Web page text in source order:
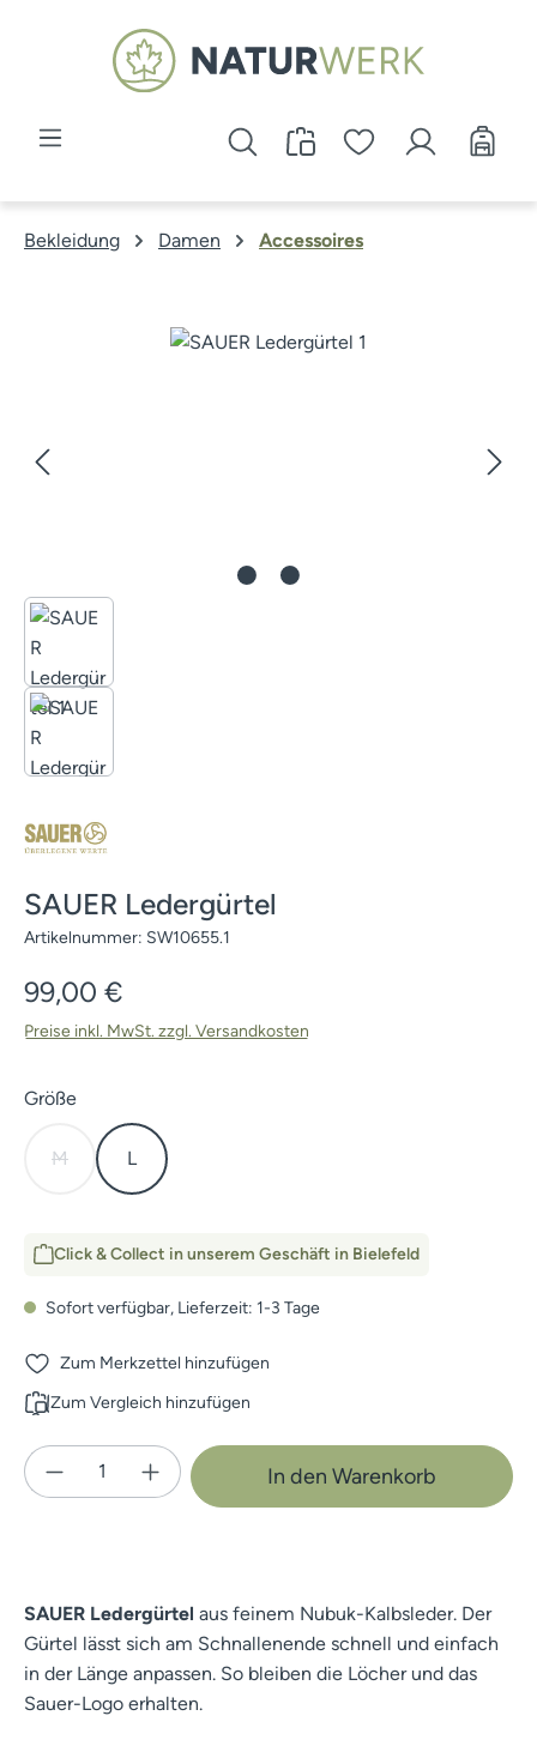
Zum Hauptinhalt springen
Bekleidung Damen Accessoires
Bildergalerie überspringen
SAUER Ledergürtel
Artikelnummer: SW10655.1
Regulärer Preis:
99,00 €
Preise inkl. MwSt. zzgl. Versandkosten
Größeauswählen
M
(Diese Option ist zurzeit nicht verfügbar.)
L
Click & Collect in unserem Geschäft in Bielefeld
Sofort verfügbar, Lieferzeit: 1-3 Tage
Zum Merkzettel hinzufügen
Zum Vergleich hinzufügen
Produkt Anzahl: Gib den gewünschten
In den Warenkorb
SAUER Ledergürtel aus feinem Nubuk-Kalbsleder. Der
Gürtel lässt sich am Schnallenende schnell und einfach
in der Länge anpassen. So bleiben die Löcher und das
Sauer-Logo erhalten.